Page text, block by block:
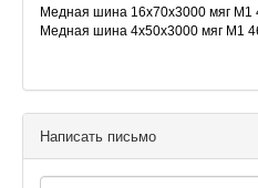
Медная шина 16х70х3000 мяг М1
Медная шина 4х50х3000 мяг М1
Медная ш
Написать письмо